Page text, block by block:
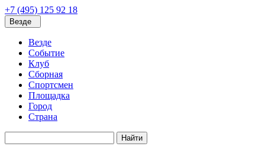
+7 (495) 125 92 18
Везде
Везде
Событие
Клуб
Сборная
Спортсмен
Площадка
Город
Страна
Найти